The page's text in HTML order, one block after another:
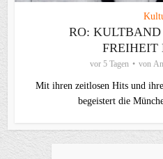
RO:
FREIHEIT
vor 5 Tagen von
Mit ihren zeitlosen Hits und
begeistert die